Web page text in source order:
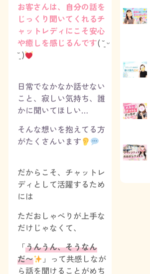
お客さんは、自分の話を
じっくり聞いてくれるチ
ャットレディにこそ安心
や癒しを感じるんです( ˘͈ ᵕ
˘͈ )
日常でなかなか話せない
こと、寂しい気持ち、誰
かに聞いてほしい…
そんな想いを抱えてる方
がたくさんいます
だからこそ、チャットレ
ディとして活躍するため
には
ただおしゃべりが上手な
だけじゃなくて、
「うんうん、そうなん
だ〜
」って共感しなが
ら話を聞けることがめち